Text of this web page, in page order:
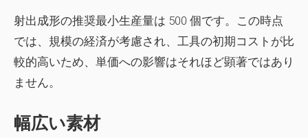
射出成形の推奨最小生産量は 500 個です。この時点
では、規模の経済が考慮され、工具の初期コストが比
較的高いため、単価への影響はそれほど顕著ではあり
ません。
幅広い素材